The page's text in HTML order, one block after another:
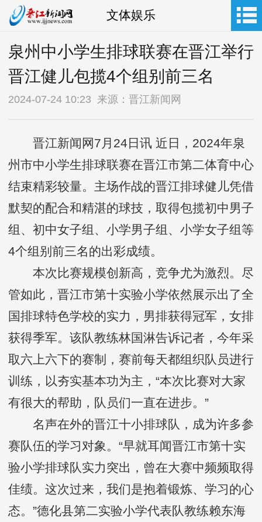
文体娱乐
泉州中小学生排球联赛在晋江举行
晋江健儿包揽4个组别前三名
2024-07-24 10:23 来源：晋江新闻网
晋江新闻网7月24日讯 近日，2024年泉
州市中小学生排球联赛在晋江市第二体育中心
结束精彩较量。主场作战的晋江排球健儿凭借
默契的配合和精湛的球技，取得包揽初中男子
组、初中女子组、小学男子组、小学女子组等
4个组别前三名的出彩成绩。
本次比赛规模创新高，竞争尤为激烈。尽
管如此，晋江市第十实验小学依然展示出了全
国排球特色学校的实力，男排获得冠军，女排
获得季军。该队教练林国淋告诉记者，今年采
取六上六下的赛制，赛前每天都组织队员进行
训练，以夯实基本功为主，“本次比赛对大家
有很大的帮助，队员们一直在进步。”
名声在外的晋江十小排球队，成为许多参
赛队伍的学习对象。“早就耳闻晋江市第十实
验小学排球队实力突出，曾在大赛中频频取得
佳绩。这次过来，我们是抱着锻炼、学习的心
态。”德化县第二实验小学代表队教练赖东海